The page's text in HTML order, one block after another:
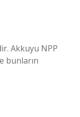
Akkuyu NPP
bunların